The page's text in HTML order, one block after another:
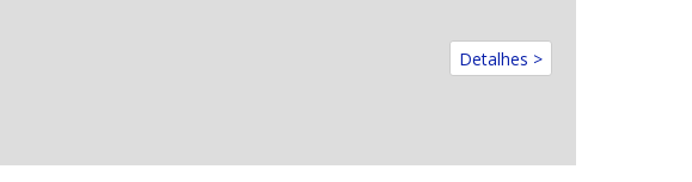
Detalhes >